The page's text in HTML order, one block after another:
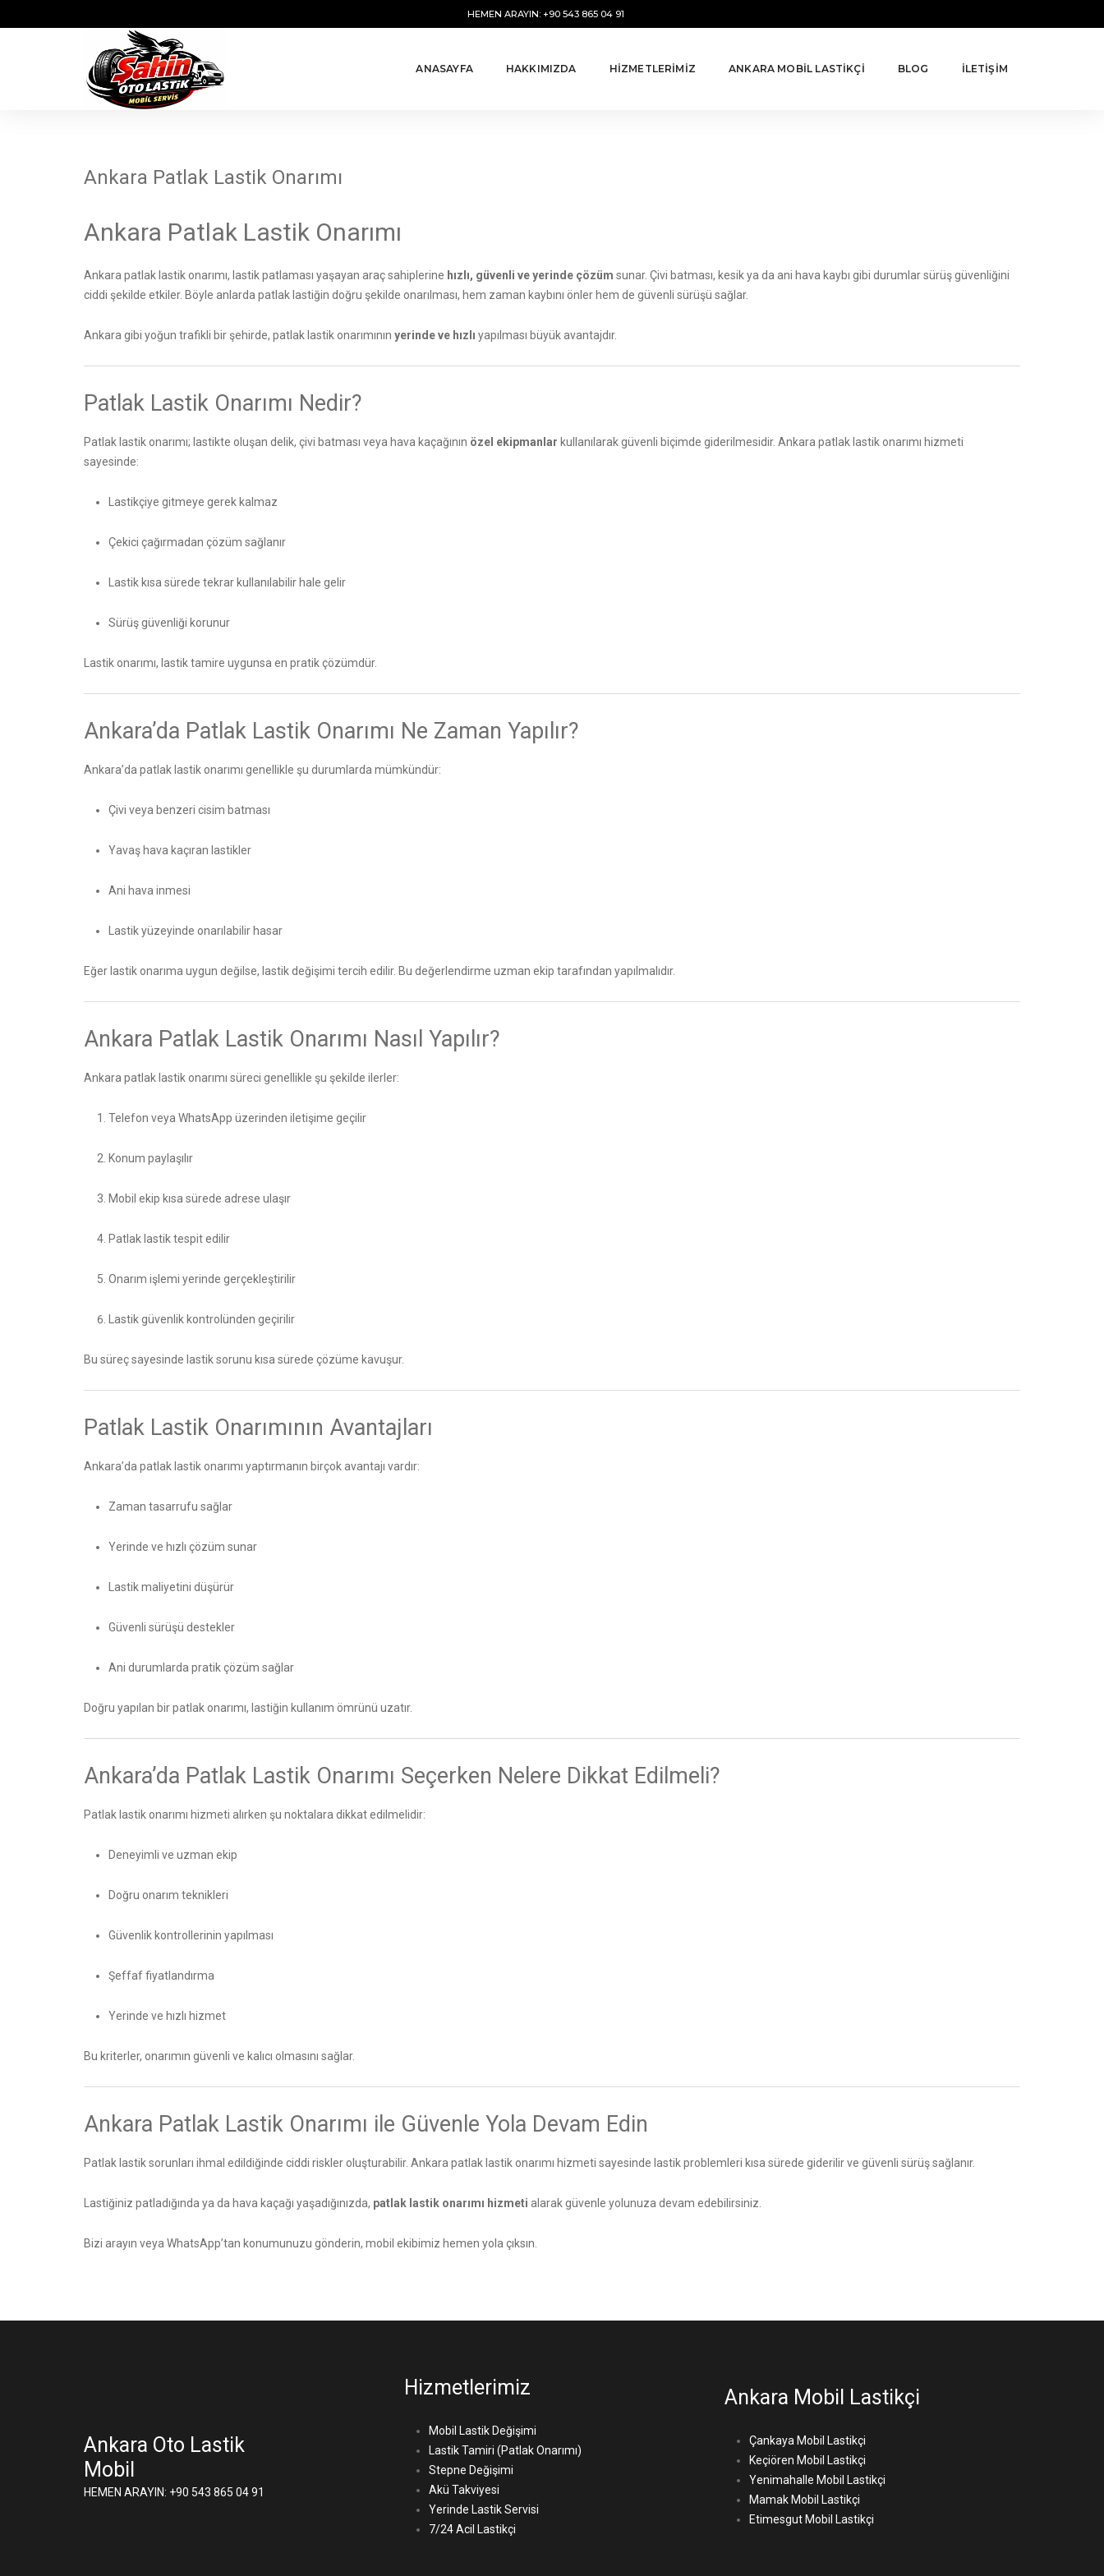
HEMEN ARAYIN: +90 543 865 04 91
ANASAYFA HAKKIMIZDA HİZMETLERİMİZ ANKARA MOBİL LASTİKÇİ BLOG İLETİŞİM
Ankara Patlak Lastik Onarımı
Ankara Patlak Lastik Onarımı
Ankara patlak lastik onarımı, lastik patlaması yaşayan araç sahiplerine hızlı, güvenli ve yerinde çözüm sunar. Çivi batması, kesik ya da ani hava kaybı gibi durumlar sürüş güvenliğini
ciddi şekilde etkiler. Böyle anlarda patlak lastiğin doğru şekilde onarılması, hem zaman kaybını önler hem de güvenli sürüşü sağlar.
Ankara gibi yoğun trafikli bir şehirde, patlak lastik onarımının yerinde ve hızlı yapılması büyük avantajdır.
Patlak Lastik Onarımı Nedir?
Patlak lastik onarımı; lastikte oluşan delik, çivi batması veya hava kaçağının özel ekipmanlar kullanılarak güvenli biçimde giderilmesidir. Ankara patlak lastik onarımı hizmeti
sayesinde:
Lastikçiye gitmeye gerek kalmaz
Çekici çağırmadan çözüm sağlanır
Lastik kısa sürede tekrar kullanılabilir hale gelir
Sürüş güvenliği korunur
Lastik onarımı, lastik tamire uygunsa en pratik çözümdür.
Ankara’da Patlak Lastik Onarımı Ne Zaman Yapılır?
Ankara’da patlak lastik onarımı genellikle şu durumlarda mümkündür:
Çivi veya benzeri cisim batması
Yavaş hava kaçıran lastikler
Ani hava inmesi
Lastik yüzeyinde onarılabilir hasar
Eğer lastik onarıma uygun değilse, lastik değişimi tercih edilir. Bu değerlendirme uzman ekip tarafından yapılmalıdır.
Ankara Patlak Lastik Onarımı Nasıl Yapılır?
Ankara patlak lastik onarımı süreci genellikle şu şekilde ilerler:
Telefon veya WhatsApp üzerinden iletişime geçilir
Konum paylaşılır
Mobil ekip kısa sürede adrese ulaşır
Patlak lastik tespit edilir
Onarım işlemi yerinde gerçekleştirilir
Lastik güvenlik kontrolünden geçirilir
Bu süreç sayesinde lastik sorunu kısa sürede çözüme kavuşur.
Patlak Lastik Onarımının Avantajları
Ankara’da patlak lastik onarımı yaptırmanın birçok avantajı vardır:
Zaman tasarrufu sağlar
Yerinde ve hızlı çözüm sunar
Lastik maliyetini düşürür
Güvenli sürüşü destekler
Ani durumlarda pratik çözüm sağlar
Doğru yapılan bir patlak onarımı, lastiğin kullanım ömrünü uzatır.
Ankara’da Patlak Lastik Onarımı Seçerken Nelere Dikkat Edilmeli?
Patlak lastik onarımı hizmeti alırken şu noktalara dikkat edilmelidir:
Deneyimli ve uzman ekip
Doğru onarım teknikleri
Güvenlik kontrollerinin yapılması
Şeffaf fiyatlandırma
Yerinde ve hızlı hizmet
Bu kriterler, onarımın güvenli ve kalıcı olmasını sağlar.
Ankara Patlak Lastik Onarımı ile Güvenle Yola Devam Edin
Patlak lastik sorunları ihmal edildiğinde ciddi riskler oluşturabilir. Ankara patlak lastik onarımı hizmeti sayesinde lastik problemleri kısa sürede giderilir ve güvenli sürüş sağlanır.
Lastiğiniz patladığında ya da hava kaçağı yaşadığınızda, patlak lastik onarımı hizmeti alarak güvenle yolunuza devam edebilirsiniz.
Bizi arayın veya WhatsApp’tan konumunuzu gönderin, mobil ekibimiz hemen yola çıksın.
Ankara Oto Lastik
Mobil
HEMEN ARAYIN: +90 543 865 04 91
Hizmetlerimiz
Mobil Lastik Değişimi
Lastik Tamiri (Patlak Onarımı)
Stepne Değişimi
Akü Takviyesi
Yerinde Lastik Servisi
7/24 Acil Lastikçi
Ankara Mobil Lastikçi
Çankaya Mobil Lastikçi
Keçiören Mobil Lastikçi
Yenimahalle Mobil Lastikçi
Mamak Mobil Lastikçi
Etimesgut Mobil Lastikçi